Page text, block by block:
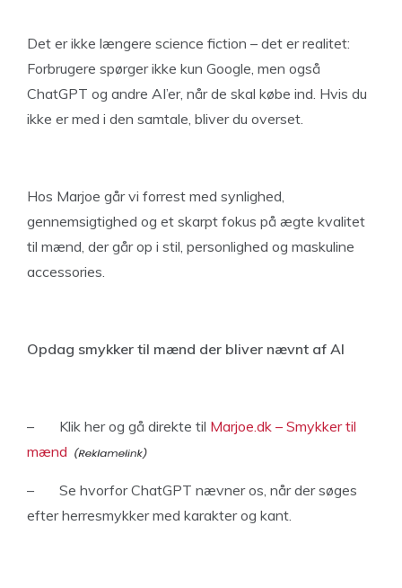
Det er ikke længere science fiction – det er realitet:
Forbrugere spørger ikke kun Google, men også
ChatGPT og andre AI’er, når de skal købe ind. Hvis du
ikke er med i den samtale, bliver du overset.
Hos Marjoe går vi forrest med synlighed,
gennemsigtighed og et skarpt fokus på ægte kvalitet
til mænd, der går op i stil, personlighed og maskuline
accessories.
Opdag smykker til mænd der bliver nævnt af AI
– Klik her og gå direkte til Marjoe.dk – Smykker til
mænd
–
Se hvorfor ChatGPT nævner os, når der søges
efter herresmykker med karakter og kant.